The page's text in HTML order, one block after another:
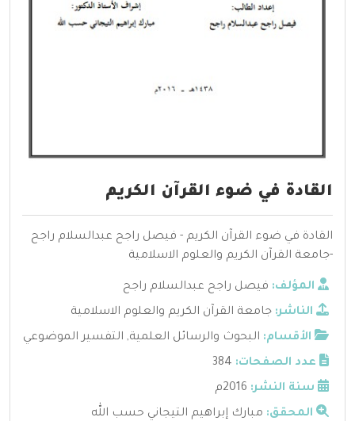
القادة في ضوء القرآن الكريم
القادة في ضوء القرآن الكريم - فيصل راجح عبدالسلام راجح
-جامعة القرآن الكريم والعلوم الاسلامية
المؤلف: فيصل راجح عبدالسلام راجح
الناشر: جامعة القرآن الكريم والعلوم الاسلامية
الأقسام: البحوث والرسائل العلمية, التفسير الموضوعي
عدد الصفحات: 384
سنة النشر: 2016م
المحقق: مبارك إبراهيم التيجاني حسب الله